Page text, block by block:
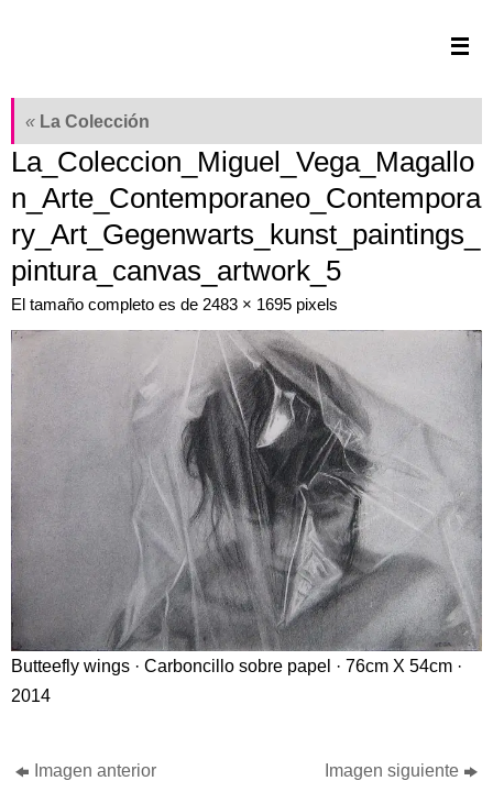
« La Colección
La_Coleccion_Miguel_Vega_Magallo
n_Arte_Contemporaneo_Contempora
ry_Art_Gegenwarts_kunst_paintings_
pintura_canvas_artwork_5
El tamaño completo es de 2483 × 1695 pixels
Butteefly wings · Carboncillo sobre papel · 76cm X 54cm ·
2014
Imagen anterior Imagen siguiente